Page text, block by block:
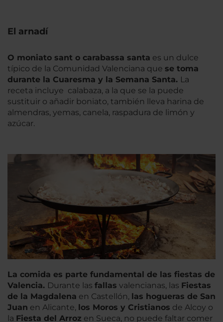
El arnadí
O moniato sant o carabassa santa es un dulce
típico de la Comunidad Valenciana que se toma
durante la Cuaresma y la Semana Santa. La
receta incluye calabaza, a la que se la puede
sustituir o añadir boniato, también lleva harina de
almendras, yemas, canela, raspadura de limón y
azúcar.
La comida es parte fundamental de las fiestas de
Valencia. Durante las fallas valencianas, las Fiestas
de la Magdalena en Castellón, las hogueras de San
Juan en Alicante, los Moros y Cristianos de Alcoy o
la Fiesta del Arroz en Sueca, no puede faltar comer